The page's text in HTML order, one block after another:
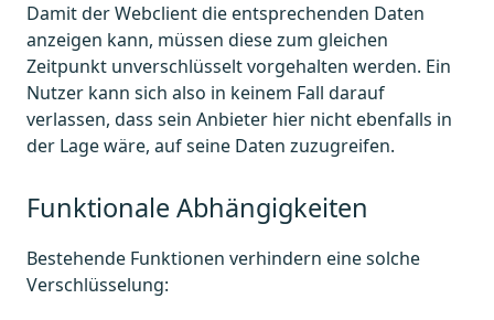
Damit der Webclient die entsprechenden Daten
anzeigen kann, müssen diese zum gleichen
Zeitpunkt unverschlüsselt vorgehalten werden. Ein
Nutzer kann sich also in keinem Fall darauf
verlassen, dass sein Anbieter hier nicht ebenfalls in
der Lage wäre, auf seine Daten zuzugreifen.
Funktionale Abhängigkeiten
Bestehende Funktionen verhindern eine solche
Verschlüsselung: